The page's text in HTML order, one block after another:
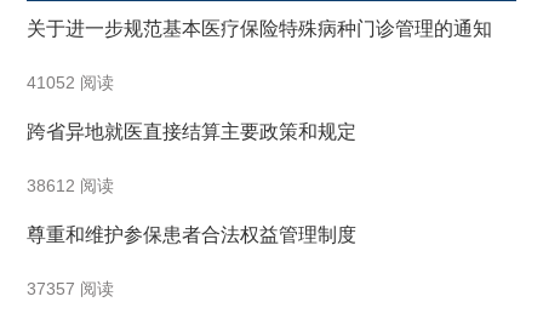
关于进一步规范基本医疗保险特殊病种门诊管理的通知
41052 阅读
跨省异地就医直接结算主要政策和规定
38612 阅读
尊重和维护参保患者合法权益管理制度
37357 阅读